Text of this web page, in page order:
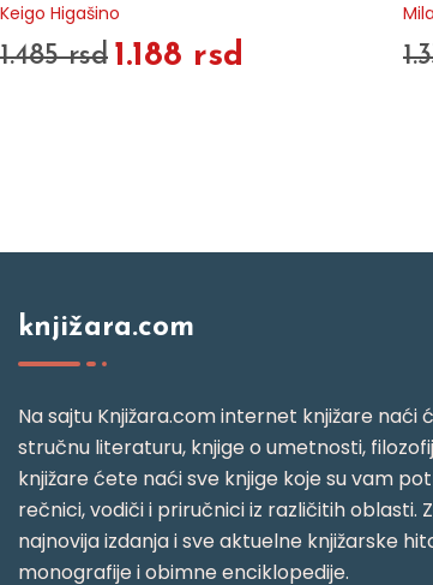
Keigo Higašino
1.485 rsd 1.188 rsd
knjižara.com
Na sajtu Knjižara.com internet knjižare naći
stručnu literaturu, knjige o umetnosti,
knjižare ćete naći sve knjige koje su vam
rečnici, vodiči i priručnici iz različitih oblasti.
najnovija izdanja i sve aktuelne knjižarske
monografije i obimne enciklopedije.